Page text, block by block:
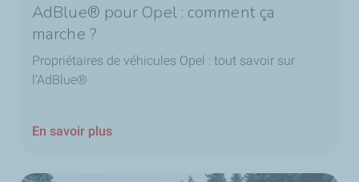
AdBlue® pour Opel : comment ça
marche ?
Propriétaires de véhicules Opel : tout savoir sur
l’AdBlue®
En savoir plus